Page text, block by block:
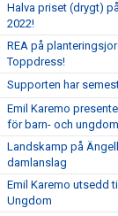
Halva priset (drygt)
2022!
REA på
Toppdress!
Supporten har
Emil Karemo
för barn- och
Landskamp på
damlanslag
Emil Karemo utsedd
Ungdom